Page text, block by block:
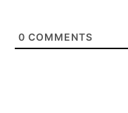
0 COMMENTS